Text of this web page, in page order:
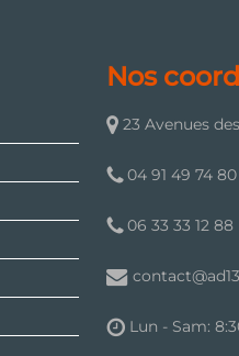
Nos
23 Avenues
04 91 49 74 80
06 33 33 12 88
Lun - Sam: